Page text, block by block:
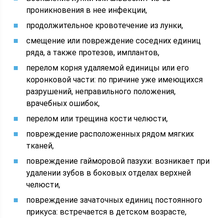
проникновения в нее инфекции,
продолжительное кровотечение из лунки,
смещение или повреждение соседних единиц
ряда, а также протезов, имплантов,
перелом корня удаляемой единицы или его
коронковой части: по причине уже имеющихся
разрушений, неправильного положения,
врачебных ошибок,
перелом или трещина кости челюсти,
повреждение расположенных рядом мягких
тканей,
повреждение гайморовой пазухи: возникает при
удалении зубов в боковых отделах верхней
челюсти,
повреждение зачаточных единиц постоянного
прикуса: встречается в детском возрасте,